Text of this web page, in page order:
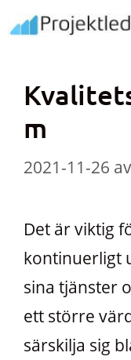
Hoppa
till
m
2021-11-26 av
Det är viktig
kontinuerligt
sina tjänster
ett större
särskilja sig